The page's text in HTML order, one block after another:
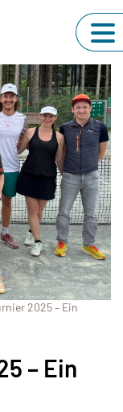
2025 – Ein
– Ein